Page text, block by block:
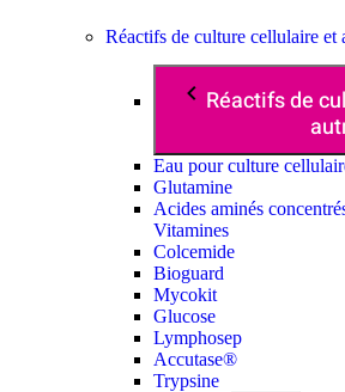
Réactifs de culture cellulaire et
Réactifs de
Eau pour culture
Glutamine
Acides aminés
Vitamines
Colcemide
Bioguard
Mycokit
Glucose
Lymphosep
Accutase®
Trypsine